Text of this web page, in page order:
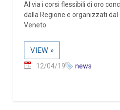
Al via i corsi flessibili di oro
dalla Regione e organizzati
Veneto
VIEW »
12/04/19 news